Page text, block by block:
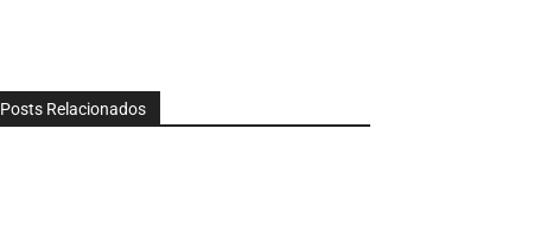
Posts Relacionados